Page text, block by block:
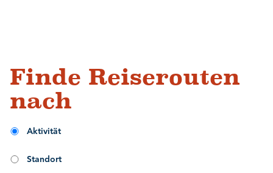
Finde Reiserouten
nach
Aktivität
Standort